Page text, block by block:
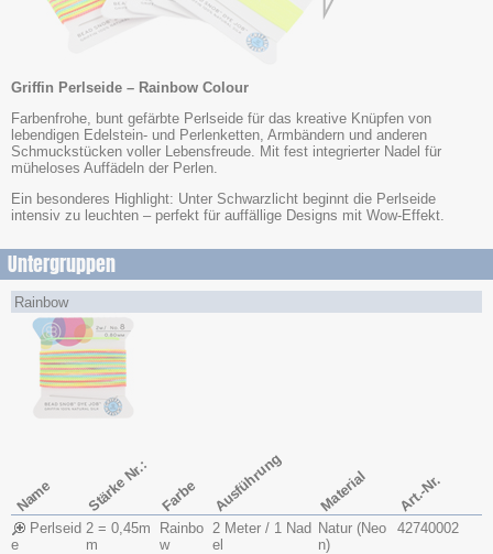
Griffin Perlseide – Rainbow Colour
Farbenfrohe, bunt gefärbte Perlseide für das kreative Knüpfen von
lebendigen Edelstein- und Perlenketten, Armbändern und anderen
Schmuckstücken voller Lebensfreude. Mit fest integrierter Nadel für
müheloses Auffädeln der Perlen.
Ein besonderes Highlight: Unter Schwarzlicht beginnt die Perlseide
intensiv zu leuchten – perfekt für auffällige Designs mit Wow-Effekt.
Untergruppen
Rainbow
Name Stärke Nr.: Farbe Ausführung Material Art.-Nr.
Perlseid
e
2 = 0,45m
m
Rainbo
w
2 Meter / 1 Nad
el
Natur (Neo
n)
42740002